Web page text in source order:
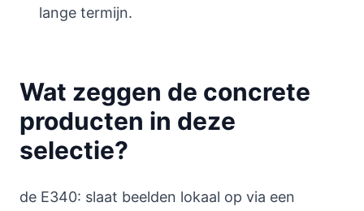
lange termijn.
Wat zeggen de concrete
producten in deze
selectie?
de E340: slaat beelden lokaal op via een